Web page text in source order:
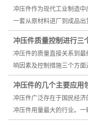
冲压件作为现代工业制造
一套从原材料进厂到成品
冲压件质量控制进行三
冲压件的质量直接关系到
响因素及控制措施三个方
冲压件的几个主要应用
冲压件广泛存在于国民经
冲压件用量最大的行业。